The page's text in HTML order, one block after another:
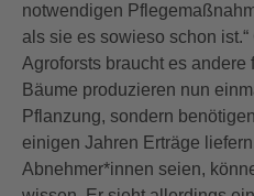
notwendigen
als sie es sowieso schon
Agroforsts braucht es
Bäume produzieren nun
Pflanzung, sondern
einigen Jahren Erträge
Abnehmer*innen seien,